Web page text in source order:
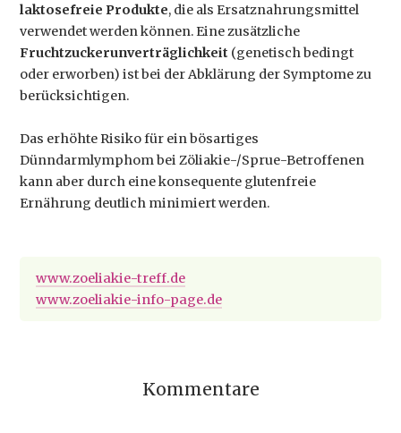
laktosefreie Produkte, die als Ersatznahrungsmittel
verwendet werden können. Eine zusätzliche
Fruchtzuckerunverträglichkeit (genetisch bedingt
oder erworben) ist bei der Abklärung der Symptome zu
berücksichtigen.
Das erhöhte Risiko für ein bösartiges
Dünndarmlymphom bei Zöliakie-/Sprue-Betroffenen
kann aber durch eine konsequente glutenfreie
Ernährung deutlich minimiert werden.
www.zoeliakie-treff.de
www.zoeliakie-info-page.de
Kommentare